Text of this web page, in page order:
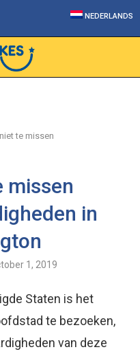
NEDERLANDS
te missen
missen
in
1, 2019
Staten is het
te bezoeken,
van deze